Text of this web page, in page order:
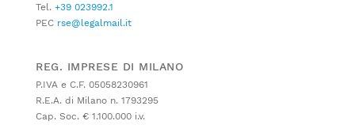
Tel. +39 023992.1
PEC rse@legalmail.it
REG. IMPRESE DI MILANO
P.IVA e C.F. 05058230961
R.E.A. di Milano n. 1793295
Cap. Soc. € 1.100.000 i.v.